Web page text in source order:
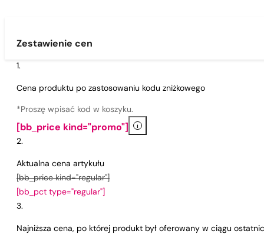
Zestawienie cen
Cena produktu po zastosowaniu kodu zniżkowego
*Proszę wpisać kod w koszyku.
[bb_price kind="promo"] i
Aktualna cena artykułu
[bb_price kind="regular"]
[bb_pct type="regular"]
Najniższa cena, po której produkt był oferowany w ciągu